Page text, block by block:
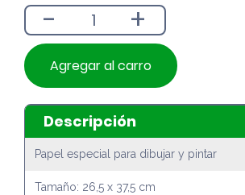
$3.190.
$2.890.
- +
Agregar al carro
Descripción
Papel especial para dibujar y pintar
Tamaño: 26,5 x 37,5 cm